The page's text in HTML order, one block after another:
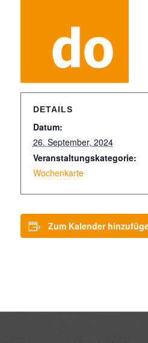
DETAILS
Datum:
26. September, 2024
Veranstaltungskategorie:
Wochenkarte
Zum Kalender